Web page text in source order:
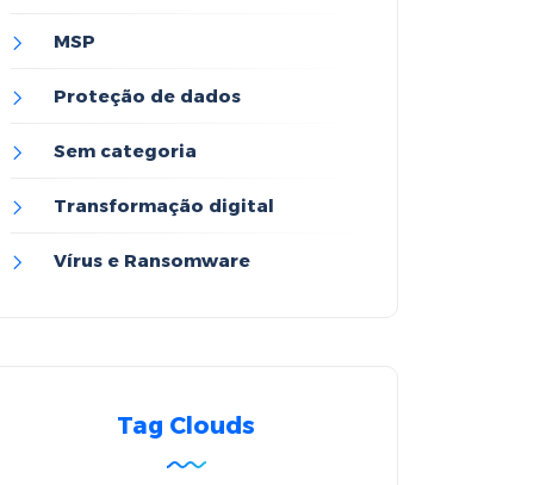
MSP
Proteção de dados
Sem categoria
Transformação digital
Vírus e Ransomware
Tag Clouds